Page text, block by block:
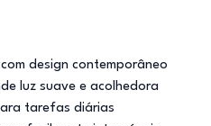
design contemporâneo
luz suave e acolhedora
tarefas diárias